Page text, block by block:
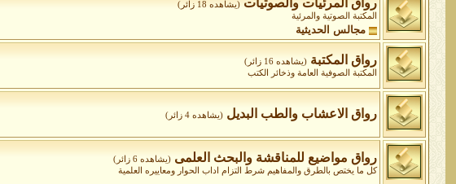
رواق المرئيات والصوتيات (يشاهده 18 زائر)
المكتبة الصوتية والمرئية
مجالس الحديثية
رواق المكتبة (يشاهده 16 زائر)
المكتبة الصوفية العامة وذخائر الكتب
رواق الاعشاب والطب البديل (يشاهده 4 زائر)
رواق مواضيع للمناقشة والبحث العلمى (يشاهده 6 زائر)
كل ما يختص بالطرق والمفاهيم شرط التزام اداب الحوار ومعاييره العلمية